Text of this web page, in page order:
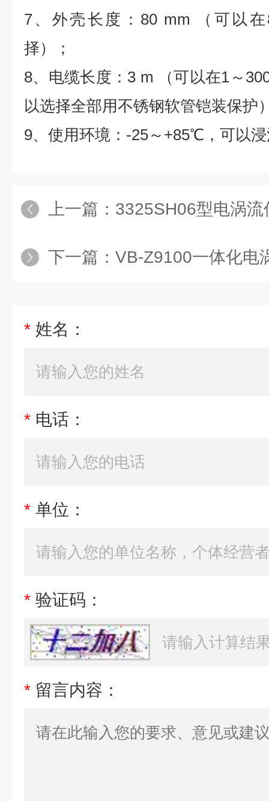
7、外壳长度： 80 mm （可以在
择）；
8、电缆长度： 3 m （可以在1 ～
以选择全部用不锈钢软管铠装保护
9、使用环境： -25～ +85℃，可以浸
上一篇： 3325SH06型电涡流
下一篇： VB-Z9100一体化电
* 姓名：
* 电话：
* 单位：
* 验证码：
* 留言内容：